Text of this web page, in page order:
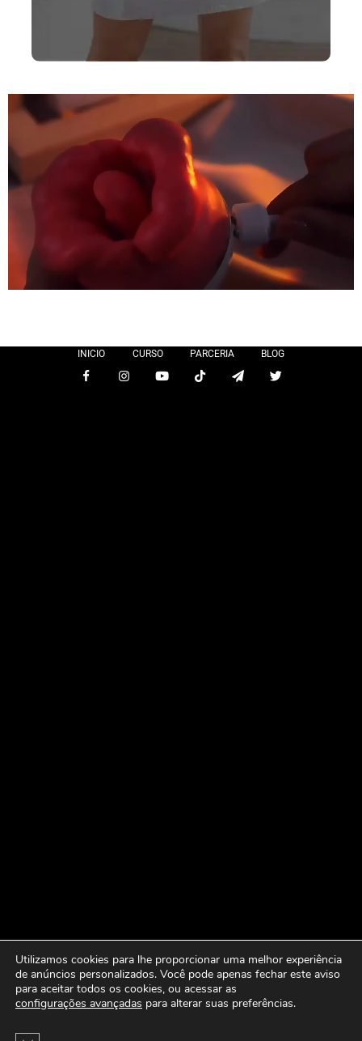
INICIO CURSO PARCERIA BLOG
Utilizamos cookies para lhe proporcionar uma melhor experiência
de anúncios personalizados. Você pode apenas fechar este aviso
para aceitar todos os cookies, ou acessar as
configurações avançadas para alterar suas preferências.